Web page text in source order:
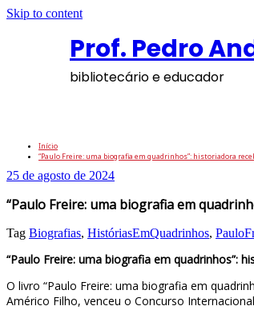
Skip to content
Prof. Pedro
bibliotecário e educador
Início
“Paulo Freire: uma biografia em quadrinhos”: historiadora
25 de agosto de 2024
“Paulo Freire: uma biografia em
Tag Biografias, HistóriasEmQuadrinhos,
“Paulo Freire: uma biografia em quadrinhos”:
O livro “Paulo Freire: uma biografia em
Américo Filho, venceu o Concurso